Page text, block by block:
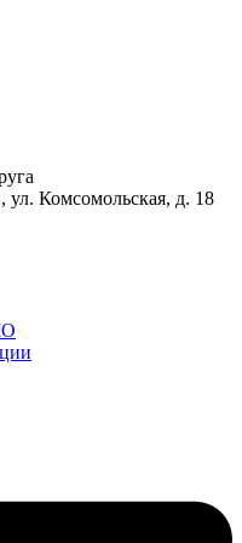
ул. Комсомольская, д. 18